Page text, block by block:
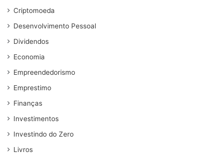
Criptomoeda
Desenvolvimento Pessoal
Dividendos
Economia
Empreendedorismo
Emprestimo
Finanças
Investimentos
Investindo do Zero
Livros